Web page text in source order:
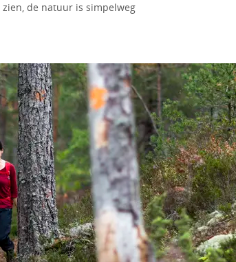
de natuur is simpelweg